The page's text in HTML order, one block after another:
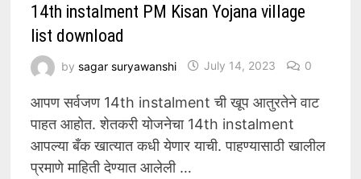
14th instalment PM Kisan Yojana village
list download
by sagar suryawanshi July 14, 2023 0
आपण सर्वजण 14th instalment ची खूप आतुरतेने वाट
पाहत आहोत. शेतकरी योजनेचा 14th instalment
आपल्या बँक खात्यात कधी येणार याची. पाहण्यासाठी खालील
प्रमाणे माहिती देण्यात आलेली …